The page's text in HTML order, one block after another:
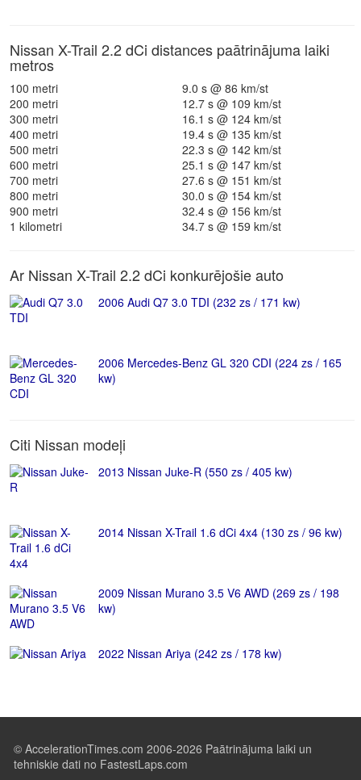
Nissan X-Trail 2.2 dCi distances paātrinājuma laiki
metros
100 metri
9.0 s @ 86 km/st
200 metri
12.7 s @ 109 km/st
300 metri
16.1 s @ 124 km/st
400 metri
19.4 s @ 135 km/st
500 metri
22.3 s @ 142 km/st
600 metri
25.1 s @ 147 km/st
700 metri
27.6 s @ 151 km/st
800 metri
30.0 s @ 154 km/st
900 metri
32.4 s @ 156 km/st
1 kilometri
34.7 s @ 159 km/st
Ar Nissan X-Trail 2.2 dCi konkurējošie auto
2006 Audi Q7 3.0 TDI (232 zs / 171 kw)
2006 Mercedes-Benz GL 320 CDI (224 zs / 165
kw)
Citi Nissan modeļi
2013 Nissan Juke-R (550 zs / 405 kw)
2014 Nissan X-Trail 1.6 dCi 4x4 (130 zs / 96 kw)
2009 Nissan Murano 3.5 V6 AWD (269 zs / 198
kw)
2022 Nissan Ariya (242 zs / 178 kw)
© AccelerationTimes.com 2006-2026 Paātrinājuma laiki un
tehniskie dati no FastestLaps.com